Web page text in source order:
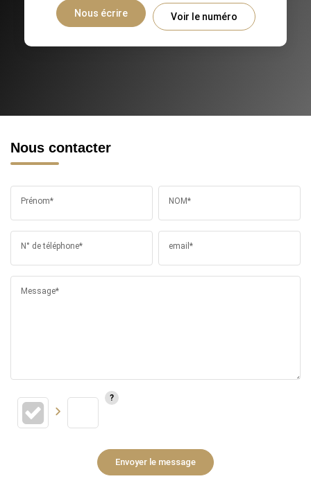
Nous écrire Voir le numéro
Nous contacter
Prénom* NOM*
N° de téléphone* email*
Message*
Envoyer le message